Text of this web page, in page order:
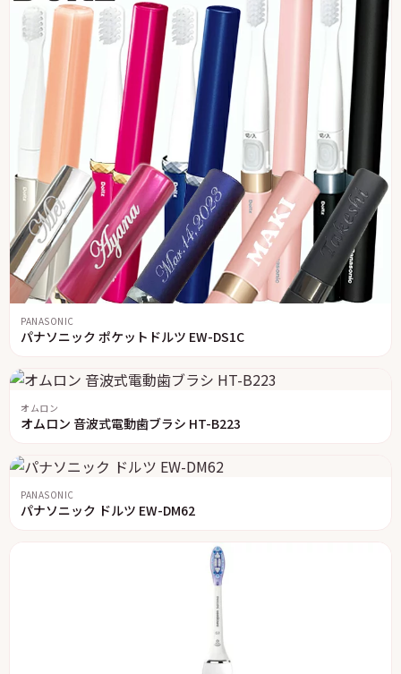
PANASONIC
パナソニック ポケットドルツ EW-DS1C
オムロン
オムロン 音波式電動歯ブラシ HT-B223
PANASONIC
パナソニック ドルツ EW-DM62